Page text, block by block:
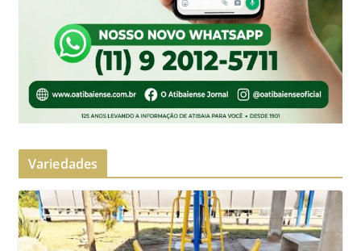
Variedades